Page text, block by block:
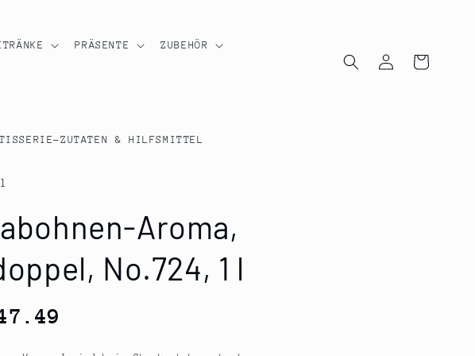
PRÄSENTE ZUBEHÖR
EinloggenWarenkorb
ZUTATEN & HILFSMITTEL
Aroma,
No.724, 1 l